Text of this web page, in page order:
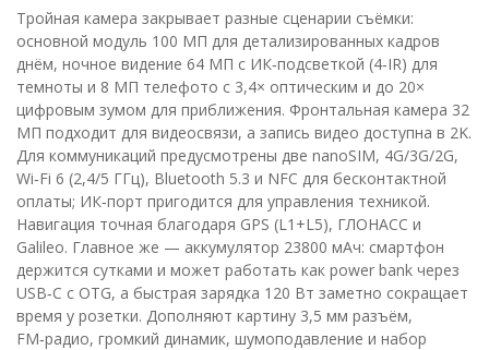
Тройная камера закрывает разные сценарии съёмки:
основной модуль 100 МП для детализированных кадров
днём, ночное видение 64 МП с ИК‑подсветкой (4‑IR) для
темноты и 8 МП телефото с 3,4× оптическим и до 20×
цифровым зумом для приближения. Фронтальная камера 32
МП подходит для видеосвязи, а запись видео доступна в 2K.
Для коммуникаций предусмотрены две nanoSIM, 4G/3G/2G,
Wi‑Fi 6 (2,4/5 ГГц), Bluetooth 5.3 и NFC для бесконтактной
оплаты; ИК‑порт пригодится для управления техникой.
Навигация точная благодаря GPS (L1+L5), ГЛОНАСС и
Galileo. Главное же — аккумулятор 23800 мАч: смартфон
держится сутками и может работать как power bank через
USB‑C с OTG, а быстрая зарядка 120 Вт заметно сокращает
время у розетки. Дополняют картину 3,5 мм разъём,
FM‑радио, громкий динамик, шумоподавление и набор